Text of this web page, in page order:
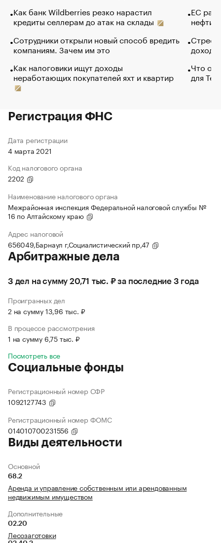
Как банк Wildberries резко нарастил
кредиты селлерам до атак на склады
Сотрудники открыли новый способ вредить
компаниям. Зачем им это
Как налоговики ищут доходы
неработающих покупателей яхт и квартир
ЕС
нефти
Что
для
Регистрация ФНС
Дата регистрации
4 марта 2021
Код налогового органа
2202
Наименование налогового органа
Межрайонная инспекция Федеральной налоговой службы №
16 по Алтайскому краю
Адрес налоговой
656049,Барнаул г,Социалистический пр,47
Арбитражные дела
3 дел на сумму 20,71 тыс. ₽ за последние 3 года
Проигранных дел
2 на сумму 13,96 тыс. ₽
В процессе рассмотрения
1 на сумму 6,75 тыс. ₽
Посмотреть все
Социальные фонды
Регистрационный номер СФР
1092127743
Регистрационный номер ФОМС
014010700231556
Виды деятельности
Основной
68.2
Аренда и управление собственным или арендованным
недвижимым имуществом
Дополнительные
02.20
Лесозаготовки